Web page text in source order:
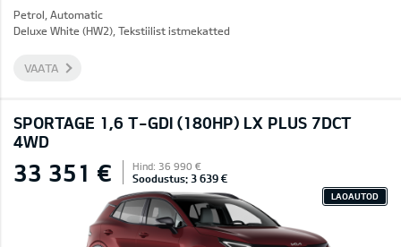
Petrol, Automatic
Deluxe White (HW2), Tekstiilist istmekatted
VAATA
SPORTAGE 1,6 T-GDI (180HP) LX PLUS 7DCT
4WD
33 351 € Hind: 36 990 €
Soodustus: 3 639 €
LAOAUTOD